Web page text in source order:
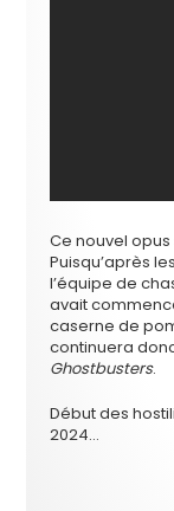
Ce nouvel
Puisqu’après
l’équipe de
avait
caserne de
continuera
Ghostbusters.
Début des
2024…